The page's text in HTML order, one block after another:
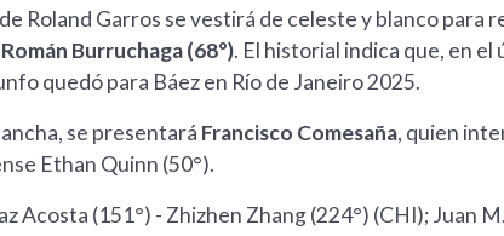
Roland Garros se vestirá de celeste y blanco para
Román Burruchaga (68°). El historial indica que, en
quedó para Báez en Río de Janeiro 2025.
se presentará Francisco Comesaña, quien
Ethan Quinn (50°).
Acosta (151°) - Zhizhen Zhang (224°) (CHI); Juan